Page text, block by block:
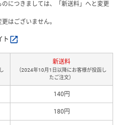
につきましては、「新送料」へと変更
はございません。
ト
新送料
（2024年10月1日以降にお客様が投函し
たご注文）
140円
180円